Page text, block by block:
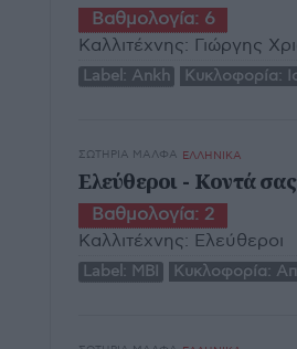
Βαθμολογία: 6
Καλλιτέχνης: Γιώργης
Label: Ankh Κυκλοφορία:
ΣΩΤΗΡΊΑ ΜΆΛΦΑ ΕΛΛΗΝΙΚΑ
Ελεύθεροι - Κοντά σας
Βαθμολογία: 2
Καλλιτέχνης: Ελεύθεροι
Label: MBI Κυκλοφορία: